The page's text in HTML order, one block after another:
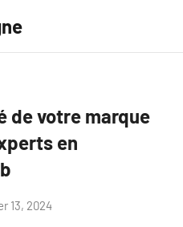
de votre marque
en
13, 2024